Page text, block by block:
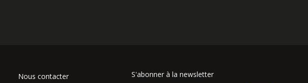
Nous contacter
S'abonner à la newsletter